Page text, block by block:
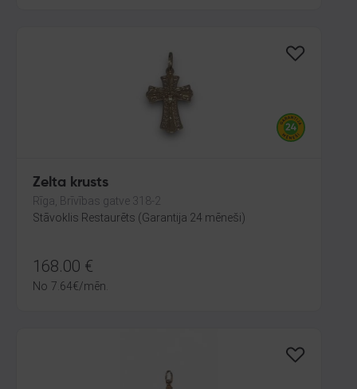
Zelta krusts
Rīga, Brīvības gatve 318-2
Stāvoklis Restaurēts (Garantija 24 mēneši)
168.00 €
No 7.64€/mēn.